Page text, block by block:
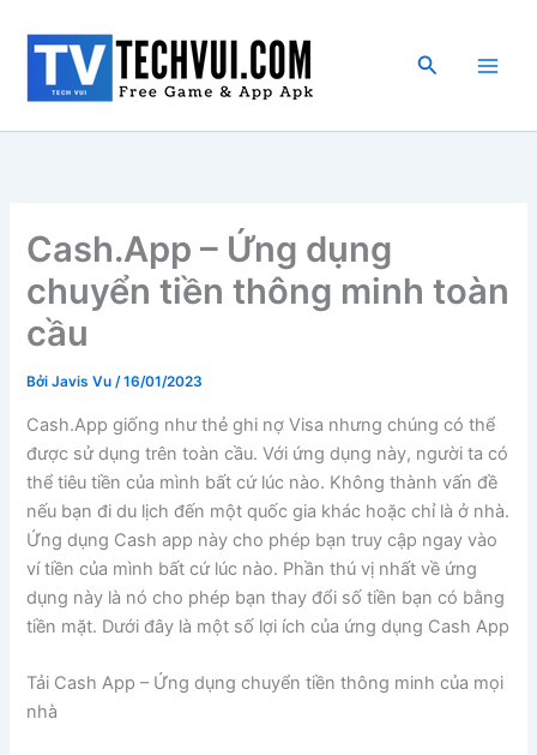
dung
Tìm
Cash.App – Ứng dụng
chuyển tiền thông minh toàn
cầu
BởiJavis Vu/16/01/2023
Cash.App giống như thẻ ghi nợ Visa nhưng chúng có thể
được sử dụng trên toàn cầu. Với ứng dụng này, người ta có
thể tiêu tiền của mình bất cứ lúc nào. Không thành vấn đề
nếu bạn đi du lịch đến một quốc gia khác hoặc chỉ là ở nhà.
Ứng dụng Cash app này cho phép bạn truy cập ngay vào
ví tiền của mình bất cứ lúc nào. Phần thú vị nhất về ứng
dụng này là nó cho phép bạn thay đổi số tiền bạn có bằng
tiền mặt. Dưới đây là một số lợi ích của ứng dụng Cash App
Tải Cash App – Ứng dụng chuyển tiền thông minh của mọi
nhà